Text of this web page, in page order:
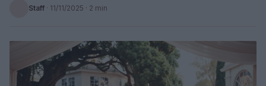
Staff · 11/11/2025 · 2 min